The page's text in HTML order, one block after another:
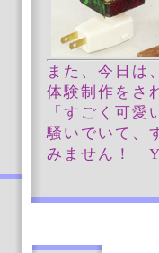
また、今日は
体験制作をさ
「すごく可
騒いでいて、
みません！ Y